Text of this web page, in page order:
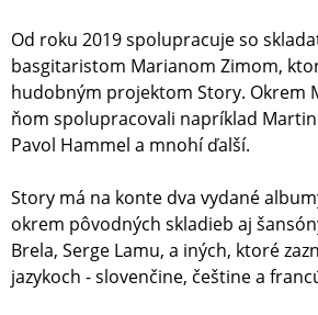
Od roku 2019 spolupracuje so
basgitaristom Marianom Zimom,
hudobným projektom Story. Okrem
ňom spolupracovali napríklad
Pavol Hammel a mnohí ďalší.
Story má na konte dva vydané
okrem pôvodných skladieb aj
Brela, Serge Lamu, a iných, ktoré
jazykoch - slovenčine, češtine a